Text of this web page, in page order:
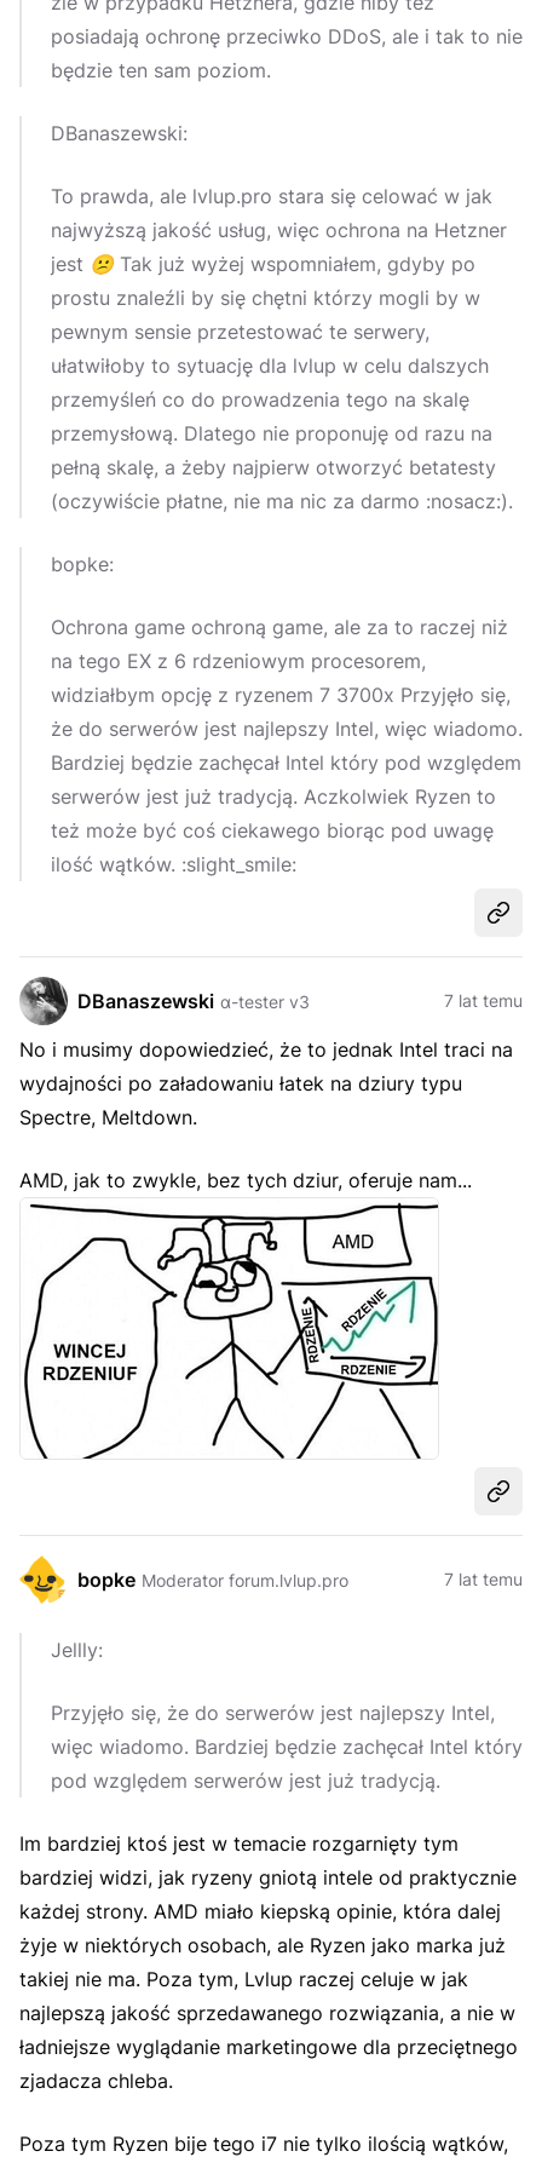
posiadają ochronę przeciwko DDoS, ale i tak to nie
będzie ten sam poziom.
DBanaszewski:
To prawda, ale lvlup.pro stara się celować w jak
najwyższą jakość usług, więc ochrona na Hetzner
jest 😕Tak już wyżej wspomniałem, gdyby po
prostu znaleźli by się chętni którzy mogli by w
pewnym sensie przetestować te serwery,
ułatwiłoby to sytuację dla lvlup w celu dalszych
przemyśleń co do prowadzenia tego na skalę
przemysłową. Dlatego nie proponuję od razu na
pełną skalę, a żeby najpierw otworzyć betatesty
(oczywiście płatne, nie ma nic za darmo :nosacz:).
bopke:
Ochrona game ochroną game, ale za to raczej niż
na tego EX z 6 rdzeniowym procesorem,
widziałbym opcję z ryzenem 7 3700x Przyjęło się,
że do serwerów jest najlepszy Intel, więc wiadomo.
Bardziej będzie zachęcał Intel który pod względem
serwerów jest już tradycją. Aczkolwiek Ryzen to
też może być coś ciekawego biorąc pod uwagę
ilość wątków. :slight_smile:
DBanaszewski α-tester v3 7 lat temu
No i musimy dopowiedzieć, że to jednak Intel traci na
wydajności po załadowaniu łatek na dziury typu
Spectre, Meltdown.
AMD, jak to zwykle, bez tych dziur, oferuje nam...
bopke Moderator forum.lvlup.pro 7 lat temu
Jellly:
Przyjęło się, że do serwerów jest najlepszy Intel,
więc wiadomo. Bardziej będzie zachęcał Intel który
pod względem serwerów jest już tradycją.
Im bardziej ktoś jest w temacie rozgarnięty tym
bardziej widzi, jak ryzeny gniotą intele od praktycznie
każdej strony. AMD miało kiepską opinie, która dalej
żyje w niektórych osobach, ale Ryzen jako marka już
takiej nie ma. Poza tym, Lvlup raczej celuje w jak
najlepszą jakość sprzedawanego rozwiązania, a nie w
ładniejsze wyglądanie marketingowe dla przeciętnego
zjadacza chleba.
Poza tym Ryzen bije tego i7 nie tylko ilością wątków,